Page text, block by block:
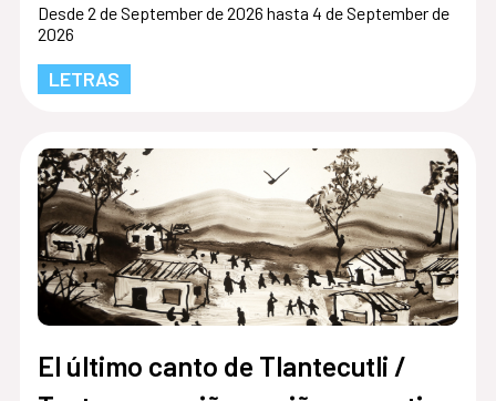
Desde 2 de September de 2026 hasta 4 de September de
2026
LETRAS
El último canto de Tlantecutli /